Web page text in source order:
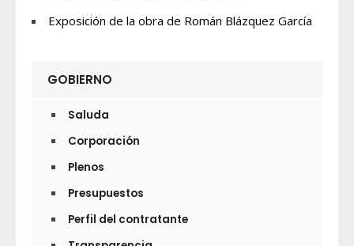
Exposición de la obra de Román Blázquez García
GOBIERNO
Saluda
Corporación
Plenos
Presupuestos
Perfil del contratante